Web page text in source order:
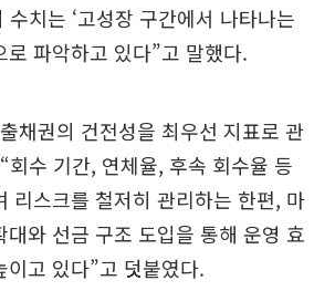
수치는 ‘고성장 구간에서 나타나는
로 파악하고 있다”고 말했다.
채권의 건전성을 최우선 지표로 관
회수 기간, 연체율, 후속 회수율 등
리스크를 철저히 관리하는 한편, 마
대와 선금 구조 도입을 통해 운영 효
이고 있다”고 덧붙였다.